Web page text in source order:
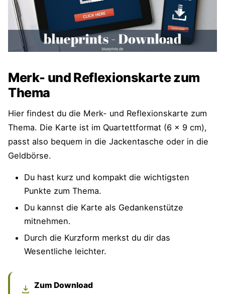
Merk- und Reflexionskarte zum
Thema
Hier findest du die Merk- und Reflexionskarte zum
Thema. Die Karte ist im Quartettformat (6 x 9 cm),
passt also bequem in die Jackentasche oder in die
Geldbörse.
Du hast kurz und kompakt die wichtigsten
Punkte zum Thema.
Du kannst die Karte als Gedankenstütze
mitnehmen.
Durch die Kurzform merkst du dir das
Wesentliche leichter.
Zum Download